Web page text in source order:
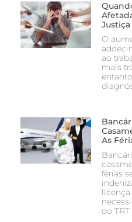
Justiça
O
ao
mais
As
férias
do TRT